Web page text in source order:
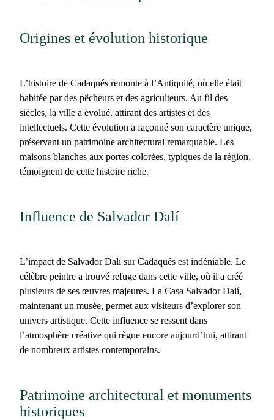
Origines et évolution historique
L’histoire de Cadaqués remonte à l’Antiquité, où elle était
habitée par des pêcheurs et des agriculteurs. Au fil des
siècles, la ville a évolué, attirant des artistes et des
intellectuels. Cette évolution a façonné son caractère unique,
préservant un patrimoine architectural remarquable. Les
maisons blanches aux portes colorées, typiques de la région,
témoignent de cette histoire riche.
Influence de Salvador Dalí
L’impact de Salvador Dalí sur Cadaqués est indéniable. Le
célèbre peintre a trouvé refuge dans cette ville, où il a créé
plusieurs de ses œuvres majeures. La Casa Salvador Dalí,
maintenant un musée, permet aux visiteurs d’explorer son
univers artistique. Cette influence se ressent dans
l’atmosphère créative qui règne encore aujourd’hui, attirant
de nombreux artistes contemporains.
Patrimoine architectural et monuments
historiques